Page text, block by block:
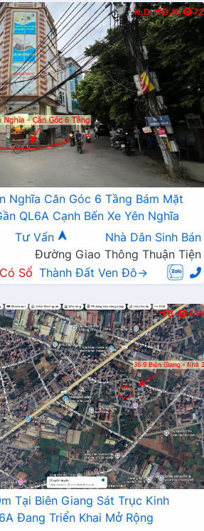
K.D Đ.N 72
Nghĩa Căn Góc 6 Tầng Bám Mặt
QL6A Cạnh Bến Xe Yên Nghĩa
Tư Vấn
Nhà Dân Sinh Bán
Đường Giao Thông Thuận Tiện
Sổ Thành Đất Ven Đô→
B 411
Tại Biên Giang Sát Trục Kinh
Đang Triển Khai Mở Rộng